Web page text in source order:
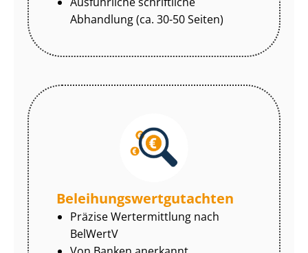
Abhandlung (ca. 30-50 Seiten)
Be­lei­hungs­wert­gut­ach­ten
Präzise Wertermittlung nach
BelWertV